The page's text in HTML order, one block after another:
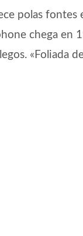
polas
chega
«Foliada